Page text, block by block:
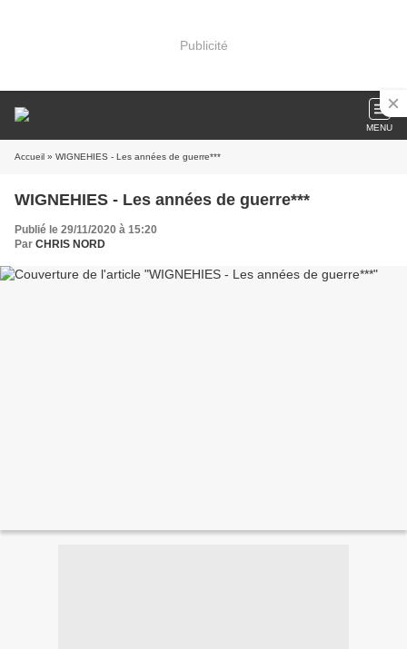
Publicité
MENU
Accueil » WIGNEHIES - Les années de guerre***
WIGNEHIES - Les années de guerre***
Publié le 29/11/2020 à 15:20
Par CHRIS NORD